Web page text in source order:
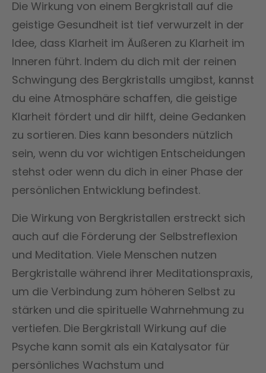
Die Wirkung von einem Bergkristall auf die
geistige Gesundheit ist tief verwurzelt in der
Idee, dass Klarheit im Äußeren zu Klarheit im
Inneren führt. Indem du dich mit der reinen
Schwingung des Bergkristalls umgibst, kannst
du eine Atmosphäre schaffen, die geistige
Klarheit fördert und dir hilft, deine Gedanken
zu sortieren. Dies kann besonders nützlich
sein, wenn du vor wichtigen Entscheidungen
stehst oder wenn du dich in einer Phase der
persönlichen Entwicklung befindest.
Die Wirkung von Bergkristallen erstreckt sich
auch auf die Förderung der Selbstreflexion
und Meditation. Viele Menschen nutzen
Bergkristalle während ihrer Meditationspraxis,
um die Verbindung zum höheren Selbst zu
stärken und die spirituelle Wahrnehmung zu
vertiefen. Die Bergkristall Wirkung auf die
Psyche kann somit als ein Katalysator für
persönliches Wachstum und